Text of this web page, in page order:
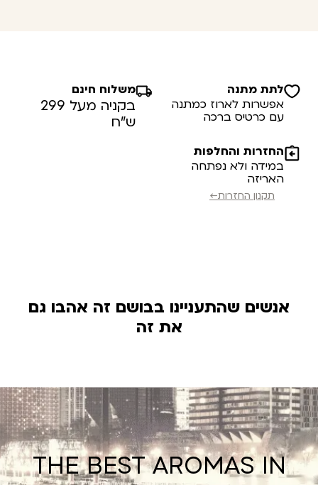
לתת מתנה
אפשרות לארוז כמתנה
עם כרטיס ברכה
משלוח חינם
בקניה מעל 299
ש”ח
החזרות והחלפות
במידה ולא נפתחה
האריזה
תקנון החזרות←
אנשים שהתעניינו בבושם זה אהבו גם
את זה
THE BEST AROMAS IN